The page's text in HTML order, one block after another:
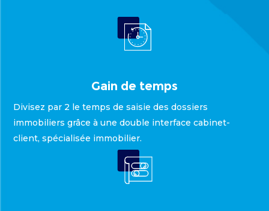
Gain de temps
Divisez par 2 le temps de saisie des dossiers
immobiliers grâce à une double interface cabinet-
client, spécialisée immobilier.